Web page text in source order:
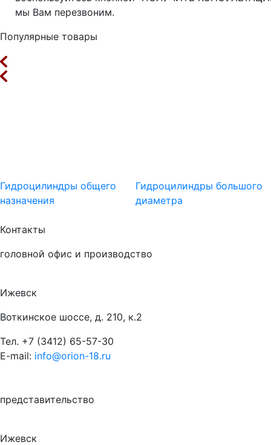
мы Вам перезвоним.
Популярные товары
Гидроцилиндры общего
назначения
Гидроцилиндры большого
диаметра
Контакты
головной офис и производство
Ижевск
Воткинское шоссе, д. 210, к.2
Тел. +7 (3412) 65-57-30
E-mail: info@orion-18.ru
представительство
Ижевск